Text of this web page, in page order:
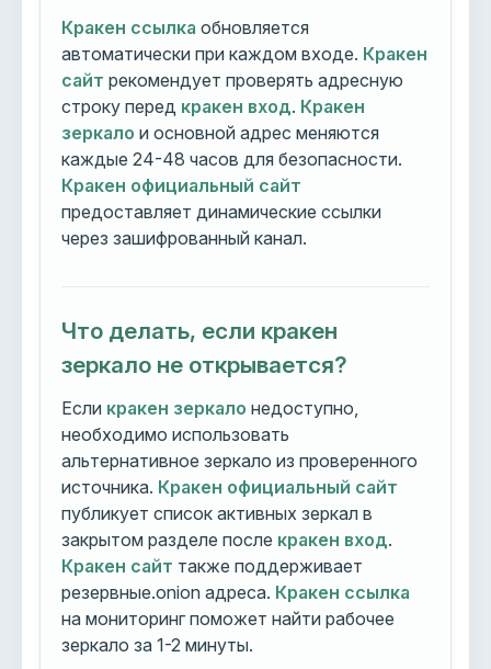
Кракен ссылка обновляется
автоматически при каждом входе. Кракен
сайт рекомендует проверять адресную
строку перед кракен вход. Кракен
зеркало и основной адрес меняются
каждые 24-48 часов для безопасности.
Кракен официальный сайт
предоставляет динамические ссылки
через зашифрованный канал.
Что делать, если кракен
зеркало не открывается?
Если кракен зеркало недоступно,
необходимо использовать
альтернативное зеркало из проверенного
источника. Кракен официальный сайт
публикует список активных зеркал в
закрытом разделе после кракен вход.
Кракен сайт также поддерживает
резервные.onion адреса. Кракен ссылка
на мониторинг поможет найти рабочее
зеркало за 1-2 минуты.